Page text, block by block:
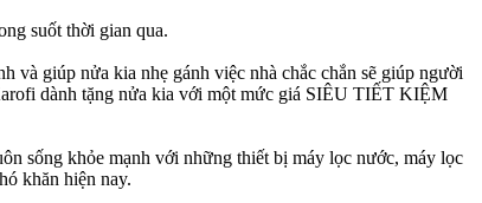
suốt thời gian qua.
và giúp nửa kia nhẹ gánh việc nhà chắc chắn sẽ giúp người
dành tặng nửa kia với một mức giá SIÊU TIẾT KIỆM
sống khỏe mạnh với những thiết bị máy lọc nước, máy lọc
khăn hiện nay.